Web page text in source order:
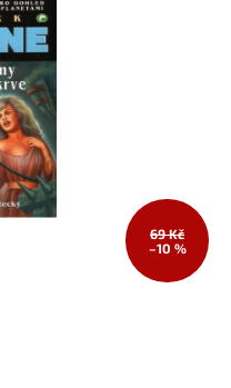
69 Kč
–10 %